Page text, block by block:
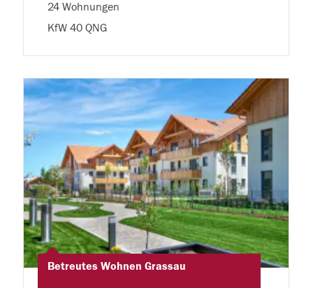
24 Wohnungen
KfW 40 QNG
Betreutes Wohnen Grassau